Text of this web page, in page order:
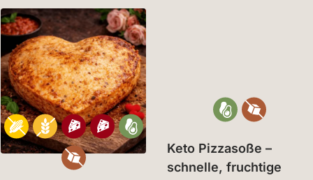
Keto Pizzasoße –
schnelle, fruchtige